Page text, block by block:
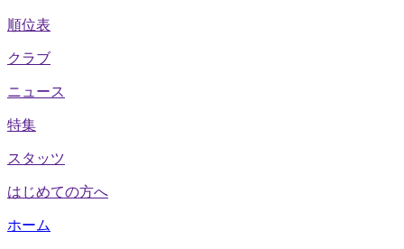
順位表
クラブ
ニュース
特集
スタッツ
はじめての方へ
ホーム